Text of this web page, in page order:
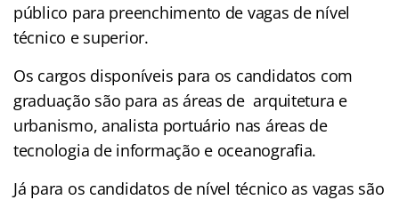
público para preenchimento de vagas de nível
técnico e superior.
Os cargos disponíveis para os candidatos com
graduação são para as áreas de arquitetura e
urbanismo, analista portuário nas áreas de
tecnologia de informação e oceanografia.
Já para os candidatos de nível técnico as vagas são